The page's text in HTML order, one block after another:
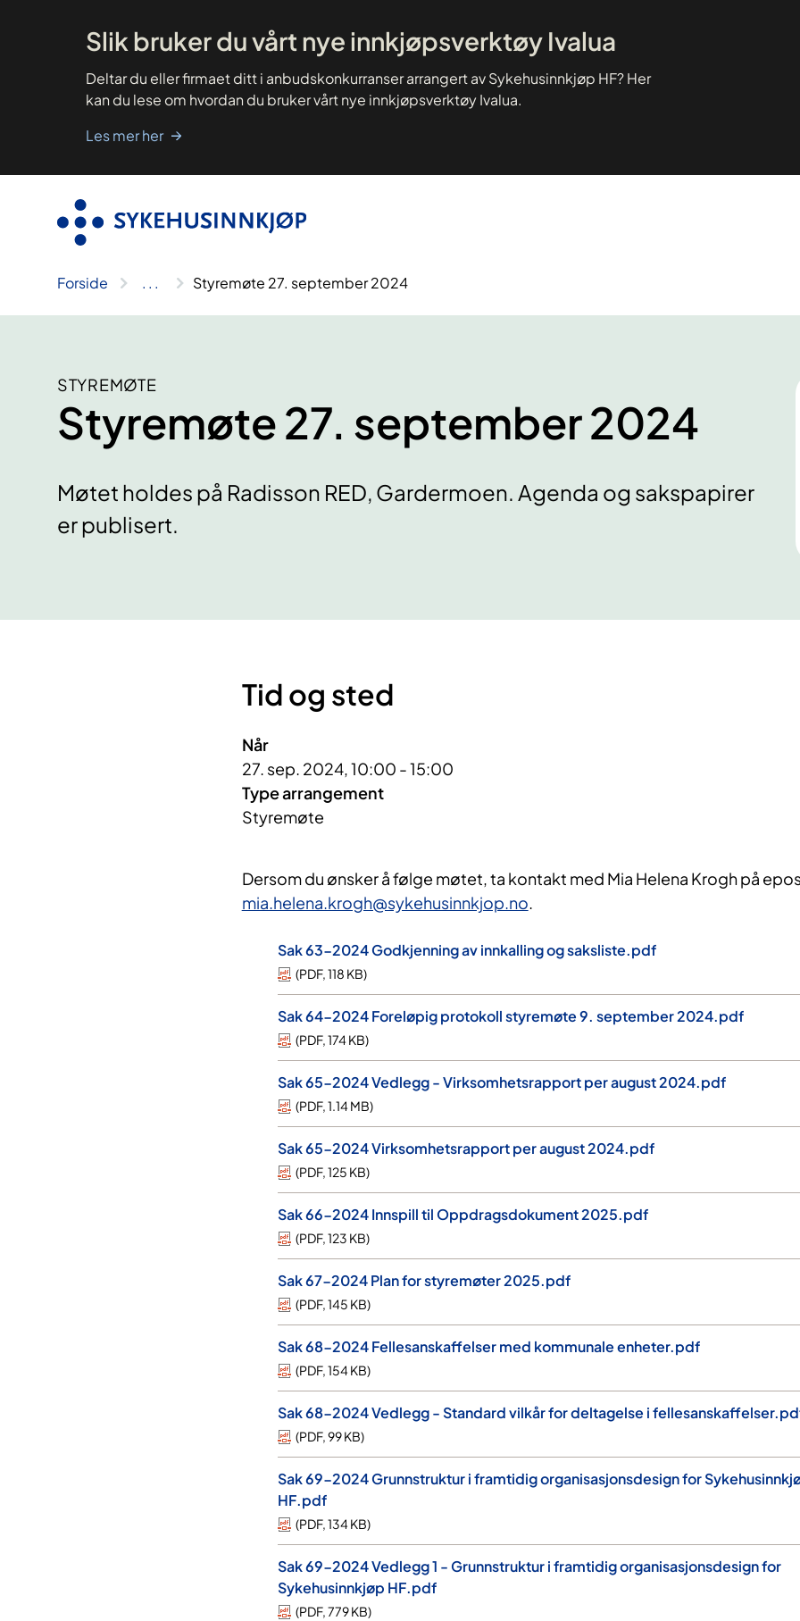
Slik bruker du vårt nye innkjøpsverktøy Ivalua
Deltar du eller firmaet ditt i anbudskonkurranser arrangert av Sykehusinnkjøp HF? Her
kan du lese om hvordan du bruker vårt nye innkjøpsverktøy Ivalua.
Les mer her
Forside .. . Styremøte 27. september 2024
STYREMØTE
Styremøte 27. september 2024
Møtet holdes på Radisson RED, Gardermoen. Agenda og sakspapirer
er publisert.
Tid og sted
Når
27. sep. 2024, 10:00 - 15:00
Type arrangement
Styremøte
Dersom du ønsker å følge møtet, ta kontakt med Mia Helena Krogh på
mia.helena.krogh@sykehusinnkjop.no.
Sak 63-2024 Godkjenning av innkalling og saksliste.pdf
(PDF,118 KB)
Sak 64-2024 Foreløpig protokoll styremøte 9. september 2024.pdf
(PDF,174 KB)
Sak 65-2024 Vedlegg - Virksomhetsrapport per august 2024.pdf
(PDF,1.14 MB)
Sak 65-2024 Virksomhetsrapport per august 2024.pdf
(PDF,125 KB)
Sak 66-2024 Innspill til Oppdragsdokument 2025.pdf
(PDF,123 KB)
Sak 67-2024 Plan for styremøter 2025.pdf
(PDF,145 KB)
Sak 68-2024 Fellesanskaffelser med kommunale enheter.pdf
(PDF,154 KB)
Sak 68-2024 Vedlegg - Standard vilkår for deltagelse i
(PDF,99 KB)
Sak 69-2024 Grunnstruktur i framtidig organisasjonsdesign for
HF.pdf
(PDF,134 KB)
Sak 69-2024 Vedlegg 1 - Grunnstruktur i framtidig organisasjonsdesign for
Sykehusinnkjøp HF.pdf
(PDF,779 KB)